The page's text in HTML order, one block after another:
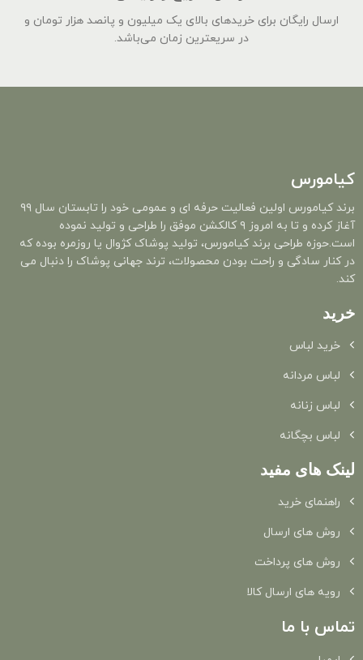
ارسال رایگان برای خریدهای بالای یک میلیون و پانصد هزار تومان و
در سریعترین زمان می‌باشد.
کیامورس
برند کیامورس اولین فعالیت حرفه ای و عمومی خود را تابستان سال ۹۹
آغاز کرده و تا به امروز ۹ کالکشن موفق را طراحی و تولید نموده
است.حوزه طراحی برند کیامورس، تولید پوشاک کژوال یا روزمره بوده که
در کنار سادگی و راحت بودن محصولات، ترند جهانی پوشاک را دنبال می
کند.
خرید
خرید لباس
لباس مردانه
لباس زنانه
لباس بچگانه
لینک های مفید
راهنمای خرید
روش های ارسال
روش های پرداخت
رویه های ارسال کالا
تماس با ما